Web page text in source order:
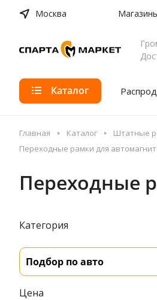
Москва
Каталог
Главная Каталог Штатные
Переходные рамки для
Переходные
Категория
Подбор по авто
Цена